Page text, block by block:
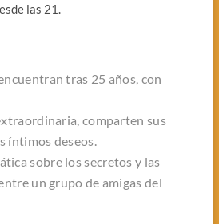
las 21.
tras 25 años, con
comparten sus
íntimos deseos.
sobre los secretos y las
un grupo de amigas del